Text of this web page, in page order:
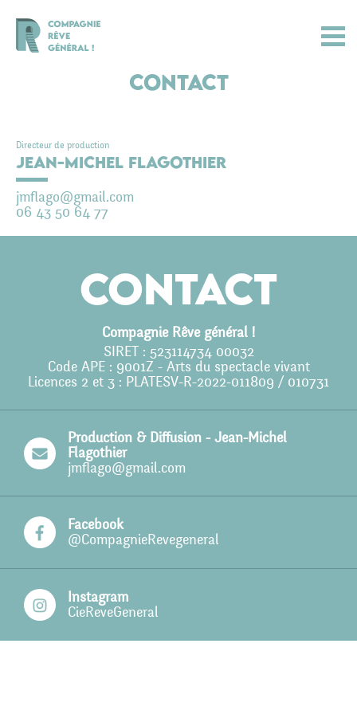
Spectacles
Action culturelle
Ils nous soutiennent
Pro
Contact
Contact
Directeur de production
Jean-Michel FLAGOTHIER
jmflago@gmail.com
06 43 50 64 77
Contact
Compagnie Rêve général !
SIRET : 523114734 00032
Code APE : 9001Z - Arts du spectacle vivant
Licences 2 et 3 : PLATESV-R-2022-011809 / 010731
Production & Diffusion - Jean-Michel
Flagothier
jmflago@gmail.com
Facebook
@CompagnieRevegeneral
Instagram
CieReveGeneral